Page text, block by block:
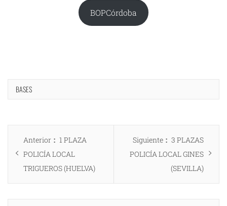
BOPCórdoba
BASES
Navegación
de
entradas
Anterior
Entrada
anterior:
1 PLAZA
POLICÍA LOCAL
TRIGUEROS (HUELVA)
Siguiente
Entrada
siguiente:
3 PLAZAS
POLICÍA LOCAL GINES
(SEVILLA)